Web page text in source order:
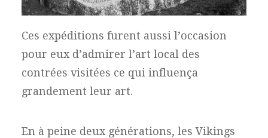
Ces expéditions furent aussi l’occasion
pour eux d’admirer l’art local des
contrées visitées ce qui influença
grandement leur art.
En à peine deux générations, les Vikings